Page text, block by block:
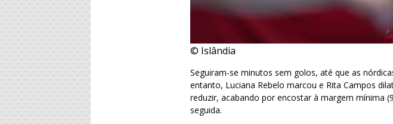
© Islândia
Seguiram-se minutos sem golos, até que as
entanto, Luciana Rebelo marcou e Rita Campos
reduzir, acabando por encostar à margem mínima
seguida.